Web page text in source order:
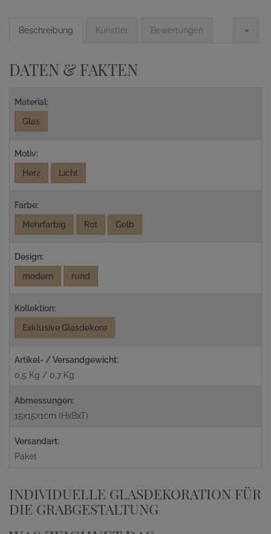
Beschreibung Künstler Bewertungen
DATEN & FAKTEN
Material:
Glas
Motiv:
Herz
Licht
Farbe:
Mehrfarbig
Rot Gelb
Design:
modern
rund
Kollektion:
Exklusive Glasdekore
Artikel- / Versandgewicht:
0,5 Kg / 0,7 Kg
Abmessungen:
15x15x1cm (HxBxT)
Versandart:
Paket
INDIVIDUELLE GLASDEKORATION FÜR
DIE GRABGESTALTUNG